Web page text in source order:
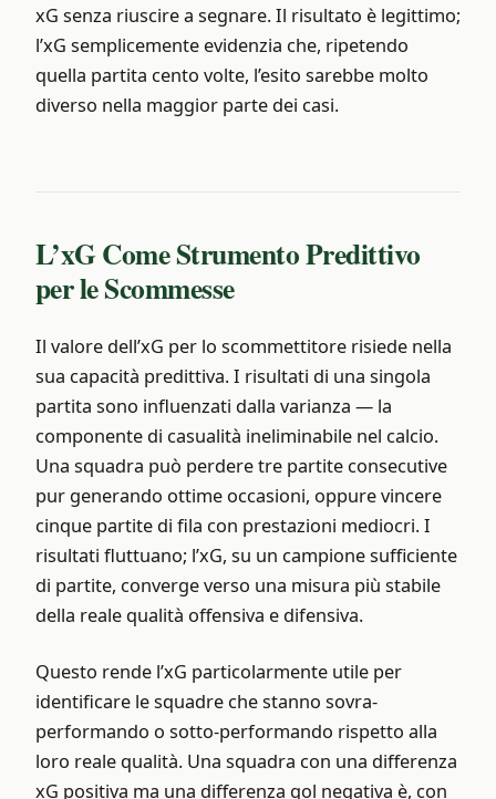
xG senza riuscire a segnare. Il risultato è legittimo;
l’xG semplicemente evidenzia che, ripetendo
quella partita cento volte, l’esito sarebbe molto
diverso nella maggior parte dei casi.
L’xG Come Strumento Predittivo
per le Scommesse
Il valore dell’xG per lo scommettitore risiede nella
sua capacità predittiva. I risultati di una singola
partita sono influenzati dalla varianza — la
componente di casualità ineliminabile nel calcio.
Una squadra può perdere tre partite consecutive
pur generando ottime occasioni, oppure vincere
cinque partite di fila con prestazioni mediocri. I
risultati fluttuano; l’xG, su un campione sufficiente
di partite, converge verso una misura più stabile
della reale qualità offensiva e difensiva.
Questo rende l’xG particolarmente utile per
identificare le squadre che stanno sovra-
performando o sotto-performando rispetto alla
loro reale qualità. Una squadra con una differenza
xG positiva ma una differenza gol negativa è, con